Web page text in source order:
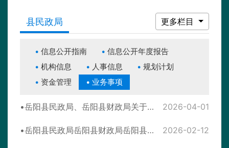
县民政局 更多栏目
信息公开指南
信息公开年度报告
机构信息
人事信息
规划计划
资金管理
业务事项
岳阳县民政局、岳阳县财政局关于提高全县困难群众救助保障相关标准的通知 2026-04-01
岳阳县民政局岳阳县财政局岳阳县残疾人联合会关于调整残疾人“两项补贴”标准的通知 2026-02-12